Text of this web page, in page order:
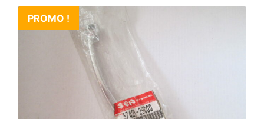
PROMO !